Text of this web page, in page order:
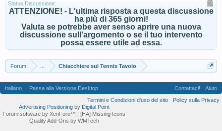
Status Discussione:
ATTENZIONE! - L'ultima risposta a questa discussione
ha più di 365 giorni!
Valuta se potrebbe aver senso aprire una nuova
discussione sull'argomento o se il tuo intervento
possa essere utile ad essa.
Forum Chiacchiere sul Tennis Tavolo
Italiano Passa alla Versione Desktop Contattaci!
Aiuto
Termini e Condizioni d'uso del sito
Policy sulla Privacy
Advertising Positioningby Digital Point
Forum software by XenForo™ | [HA] Missing Icons
Quality Add-Ons by WMTech